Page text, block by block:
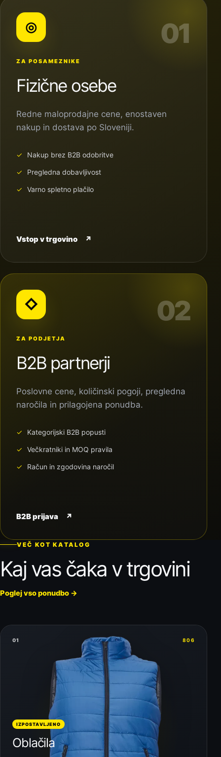
01
◎
ZA POSAMEZNIKE
Fizične osebe
Redne maloprodajne cene, enostaven
nakup in dostava po Sloveniji.
Nakup brez B2B odobritve
Pregledna dobavljivost
Varno spletno plačilo
Vstop v trgovino ↗
02
◇
ZA PODJETJA
B2B partnerji
Poslovne cene, količinski pogoji, pregledna
naročila in prilagojena ponudba.
Kategorijski B2B popusti
Večkratniki in MOQ pravila
Račun in zgodovina naročil
B2B prijava ↗
VEČ KOT KATALOG
Kaj vas čaka v trgovini
Poglej vso ponudbo →
01 806
IZPOSTAVLJENO
Oblačila